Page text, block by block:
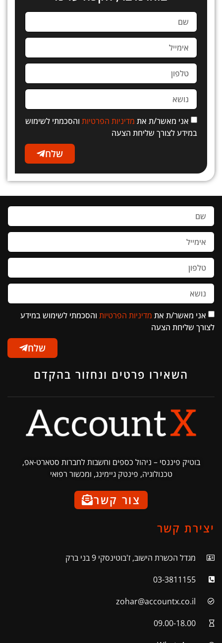
אני מאשר/ת את מדיניות הפרטיות והסכמתי לשימוש
במידע לצורך שליחת הצעה
שלח
אני מאשר/ת את מדיניות הפרטיות והסכמתי לשימוש במידע
לצורך שליחת הצעה
שלח
השאירו פרטים ונחזור בהקדם
בוטיק פיננסי – ניהול כספים וחשבות לחברות סטארט-אפ,
טכנולוגיה, פינטק גיימינג, ומכשור רפואי
צור קשר
יצירת קשר
מגדל הכשרת הישוב, ז'בוטינסקי 9 בני ברק
03-3811155
zohar@accountx.co.il
09.00-18.00